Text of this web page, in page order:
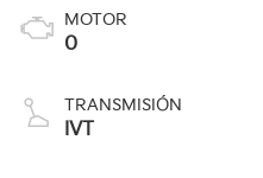
MOTOR
0
TRANSMISIÓN
IVT